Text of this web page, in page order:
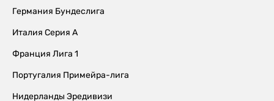
Германия Бундеслига
Италия Серия А
Франция Лига 1
Португалия Примейра-лига
Нидерланды Эредивизи